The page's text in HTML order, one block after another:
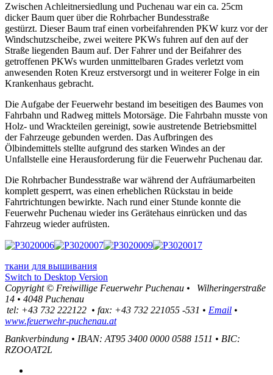
Zwischen Achleitnersiedlung und Puchenau war ein ca. 25cm
dicker Baum quer über die Rohrbacher Bundesstraße
gestürzt. Dieser Baum traf einen vorbeifahrenden PKW kurz vor der
Windschutzscheibe, zwei weitere PKWs fuhren auf den auf der
Straße liegenden Baum auf. Der Fahrer und der Beifahrer des
getroffenen PKWs wurden unmittelbaren Grades verletzt vom
anwesenden Roten Kreuz erstversorgt und in weiterer Folge in ein
Krankenhaus gebracht.
Die Aufgabe der Feuerwehr bestand im beseitigen des Baumes von
Fahrbahn und Radweg mittels Motorsäge. Die Fahrbahn musste von
Holz- und Wrackteilen gereinigt, sowie austretende Betriebsmittel
der Fahrzeuge gebunden werden. Das Aufbringen des
Ölbindemittels stellte aufgrund des starken Windes an der
Unfallstelle eine Herausforderung für die Feuerwehr Puchenau dar.
Die Rohrbacher Bundesstraße war während der Aufräumarbeiten
komplett gesperrt, was einen erheblichen Rückstau in beide
Fahrtrichtungen bewirkte. Nach rund einer Stunde konnte die
Feuerwehr Puchenau wieder ins Gerätehaus einrücken und das
Fahrzeug wieder aufrüsten.
ткани для вышивания
Switch to Desktop Version
Copyright © Freiwillige Feuerwehr Puchenau •
Wilheringerstraße
14 • 4048 Puchenau
tel: +43 732 222122 • fax: +43 732 221055 -531 • Email •
www.feuerwehr-puchenau.at
Bankverbindung • IBAN: AT95 3400 0000 0588 1511 • BIC:
RZOOAT2L